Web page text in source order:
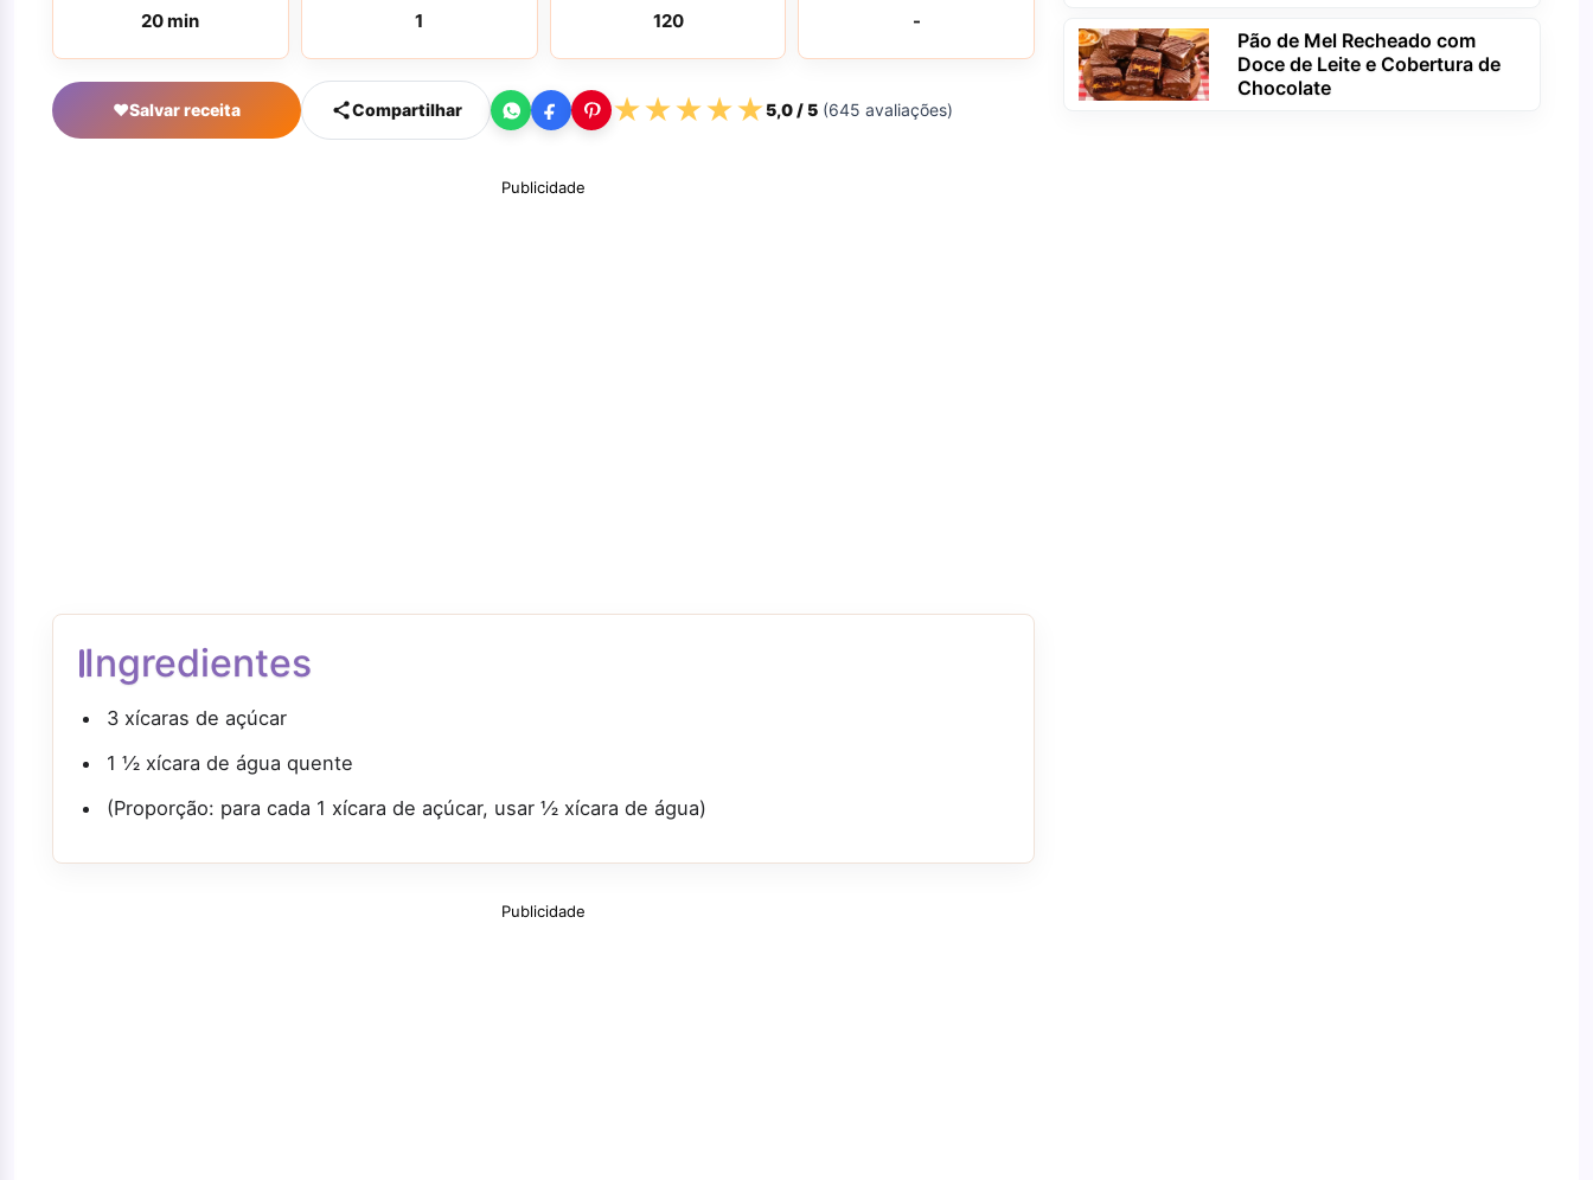
20 min 1 120 -
♥Salvar receita Compartilhar ★★★★★5,0/ 5 (645 avaliações)
Publicidade
Ingredientes
3 xícaras de açúcar
1 ½ xícara de água quente
(Proporção: para cada 1 xícara de açúcar, usar ½ xícara de água)
Publicidade
Pão de Mel Recheado com
Doce de Leite e Cobertura de
Chocolate